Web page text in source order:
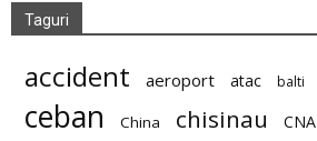
Taguri
accident aeroport atac balti
ceban China chisinau CNA